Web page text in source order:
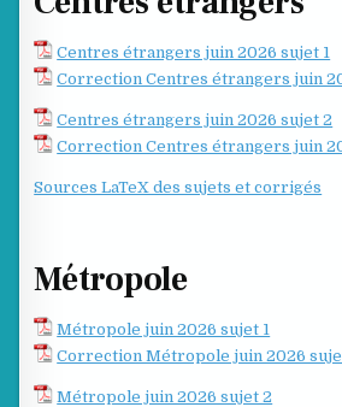
Centres étrangers juin 2026 sujet 1
Correction Centres étrangers juin
Centres étrangers juin 2026 sujet 2
Correction Centres étrangers juin
Sources LaTeX des sujets et corrigés
Métropole
Métropole juin 2026 sujet 1
Correction Métropole juin 2026
Métropole juin 2026 sujet 2